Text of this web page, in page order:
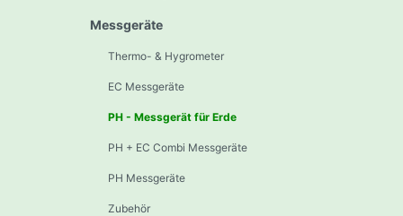
Messgeräte
Thermo- & Hygrometer
EC Messgeräte
PH - Messgerät für Erde
PH + EC Combi Messgeräte
PH Messgeräte
Zubehör